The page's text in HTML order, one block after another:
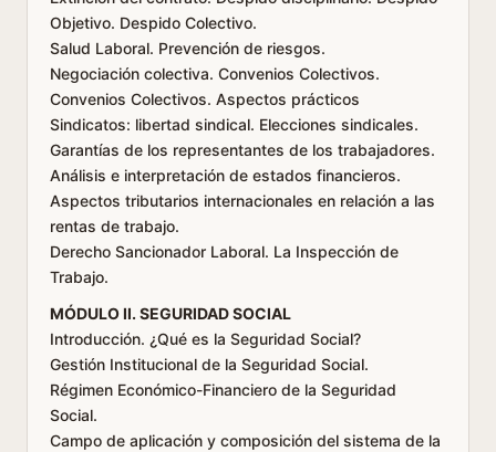
Objetivo. Despido Colectivo.
Salud Laboral. Prevención de riesgos.
Negociación colectiva. Convenios Colectivos.
Convenios Colectivos. Aspectos prácticos
Sindicatos: libertad sindical. Elecciones sindicales.
Garantías de los representantes de los trabajadores.
Análisis e interpretación de estados financieros.
Aspectos tributarios internacionales en relación a las
rentas de trabajo.
Derecho Sancionador Laboral. La Inspección de
Trabajo.
MÓDULO II. SEGURIDAD SOCIAL
Introducción. ¿Qué es la Seguridad Social?
Gestión Institucional de la Seguridad Social.
Régimen Económico-Financiero de la Seguridad
Social.
Campo de aplicación y composición del sistema de la